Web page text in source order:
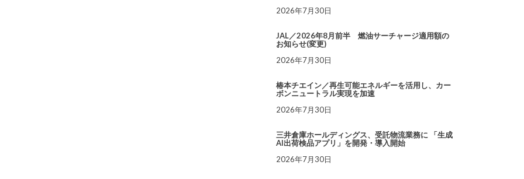
2026年7月30日
JAL／2026年8月前半 燃油サーチャージ適用額の
お知らせ(変更)
2026年7月30日
椿本チエイン／再生可能エネルギーを活用し、カー
ボンニュートラル実現を加速
2026年7月30日
三井倉庫ホールディングス、受託物流業務に 「生成
AI出荷検品アプリ」を開発・導入開始
2026年7月30日